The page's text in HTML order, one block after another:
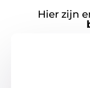
Hier zijn